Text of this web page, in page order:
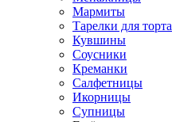
Мармиты
Тарелки для торта
Кувшины
Соусники
Креманки
Салфетницы
Икорницы
Супницы